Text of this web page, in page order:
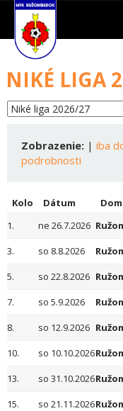
NIKÉ LIGA
Zobrazenie: | iba
podrobnosti
Kolo Dátum
1.
ne 26.7.2026
3.
so 8.8.2026
5.
so 22.8.2026
7.
so 5.9.2026
8.
so 12.9.2026
10.
so 10.10.2026
13.
so 31.10.2026
15.
so 21.11.2026